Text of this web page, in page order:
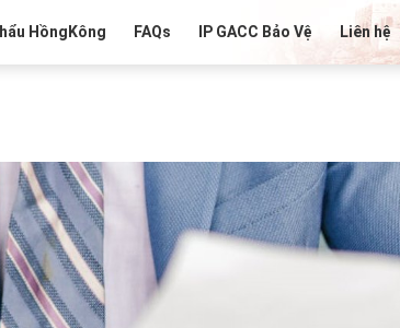
HồngKông FAQs IP GACC Bảo Vệ Liên hệ